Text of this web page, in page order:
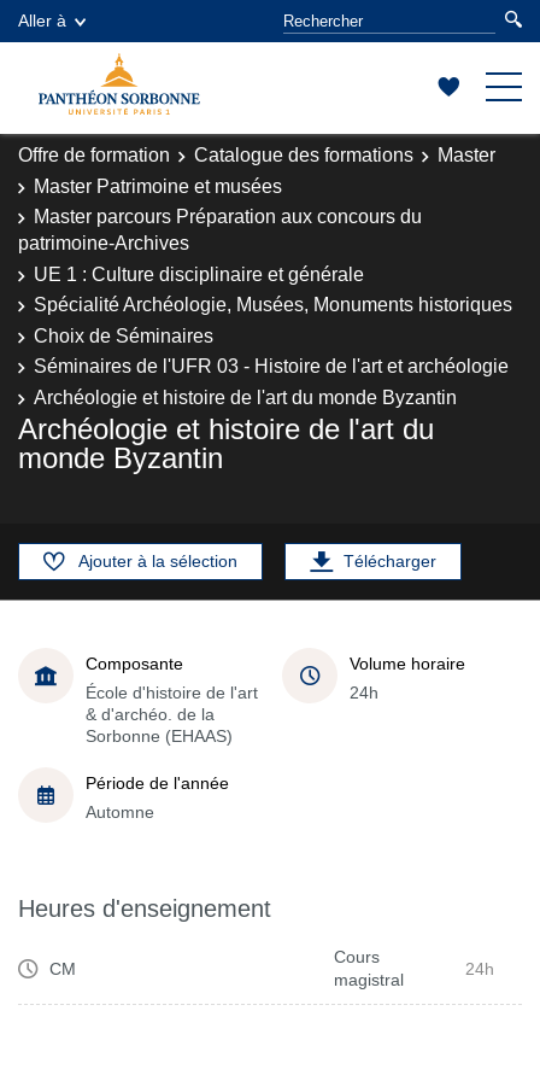
Aller à
Offre de formation Catalogue des formations
Master
Master Patrimoine et musées
Master parcours Préparation aux concours du
patrimoine-Archives
UE 1 : Culture disciplinaire et générale
Spécialité Archéologie, Musées, Monuments historiques
Choix de Séminaires
Séminaires de l'UFR 03 - Histoire de l'art et archéologie
Archéologie et histoire de l'art du monde Byzantin
Archéologie et histoire de l'art du
monde Byzantin
Ajouter à la sélection Télécharger
Composante
École d'histoire de l'art
& d'archéo. de la
Sorbonne (EHAAS)
Volume horaire
24h
Période de l'année
Automne
Heures d'enseignement
CM
Cours
magistral
24h